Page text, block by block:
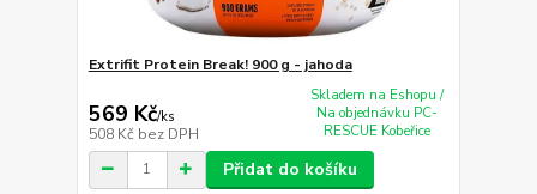
Extrifit Protein Break! 900 g - jahoda
569 Kč/ks
508 Kč bez DPH
Skladem na Eshopu /
Na objednávku PC-
RESCUE Kobeřice
Přidat do košíku